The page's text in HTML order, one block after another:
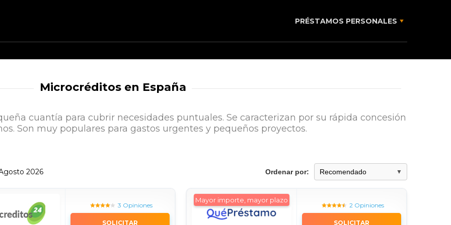
PRÉSTAMOS PERSONALES
Microcréditos en España
cuantía para cubrir necesidades puntuales. Se caracterizan por su rápida concesión
Son muy populares para gastos urgentes y pequeños proyectos.
2026 Ordenar por:
3 Opiniones
SOLICITAR
Mayor importe, mayor plazo
2 Opiniones
SOLICITAR